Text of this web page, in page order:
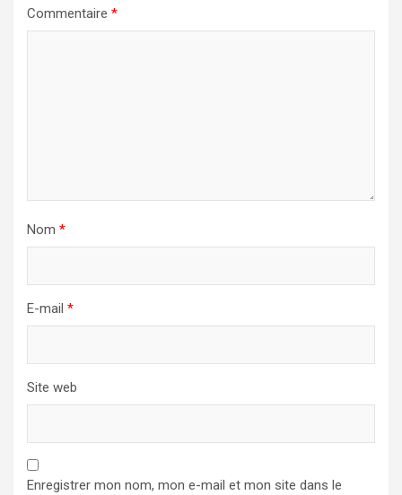
Commentaire *
Nom *
E-mail *
Site web
Enregistrer mon nom, mon e-mail et mon site dans le